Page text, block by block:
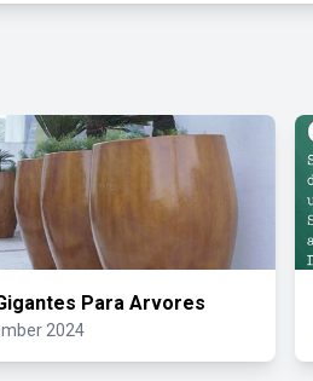
Para Arvores
2024